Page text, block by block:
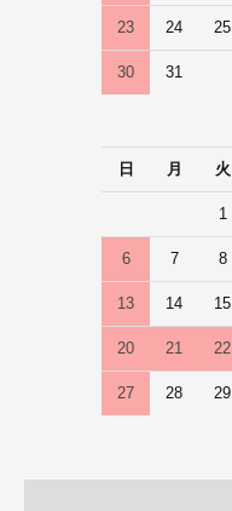
23 24 25
30 31
日
月 火
1
6 7 8
13 14 15
20 21 22
27 28 29